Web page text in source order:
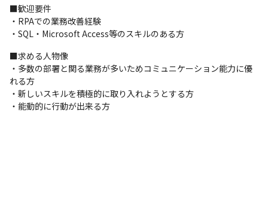
■歓迎要件
・RPAでの業務改善経験
・SQL・Microsoft Access等のスキルのある方
■求める人物像
・多数の部署と関る業務が多いためコミュニケーション能力に優
れる方
・新しいスキルを積極的に取り入れようとする方
・能動的に行動が出来る方